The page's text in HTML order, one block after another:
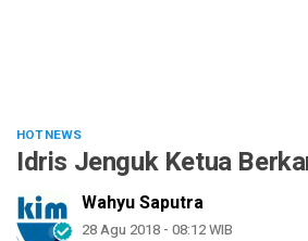
HOT NEWS
Idris Jenguk Ketua
Wahyu Saputra
28 Agu 2018 - 08:12 WIB